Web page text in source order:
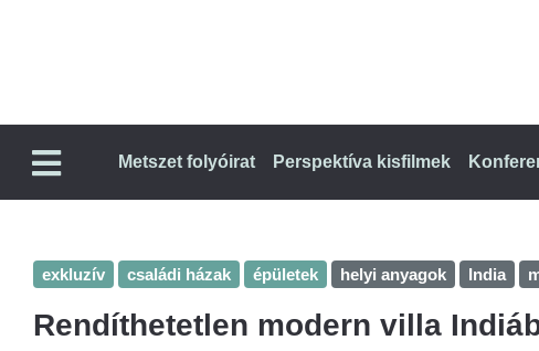
Metszet folyóirat Perspektíva kisfilmek
exkluzív családi házak épületek helyi anyagok India
Rendíthetetlen modern villa